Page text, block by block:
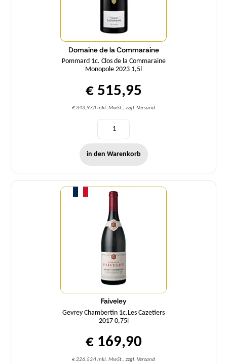
Domaine de la Commaraine
Pommard 1c. Clos de la Commaraine
Monopole 2023 1,5l
€ 515,95
€ 343,97/l inkl. MwSt., zzgl. Versand
in den Warenkorb
Faiveley
Gevrey Chambertin 1c.Les Cazetiers
2017 0,75l
€ 169,90
€ 226,53/l inkl. MwSt., zzgl. Versand
Menge